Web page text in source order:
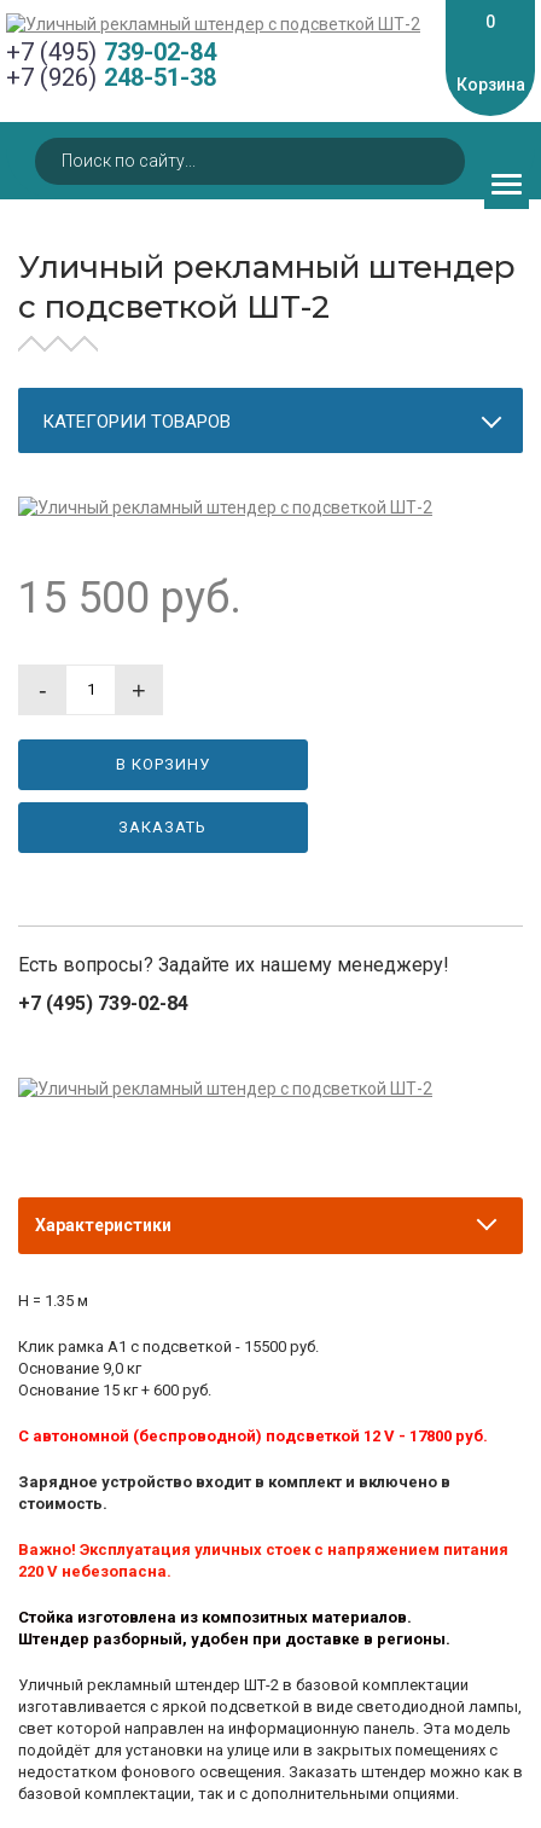
+7 (495) 739-02-84
+7 (926) 248-51-38
0
Корзина
Уличный рекламный штендер
с подсветкой ШТ-2
КАТЕГОРИИ ТОВАРОВ
15 500 руб.
- +
В КОРЗИНУ
ЗАКАЗАТЬ
Есть вопросы? Задайте их нашему менеджеру!
+7 (495) 739-02-84
Характеристики
H = 1.35 м
Клик рамка А1 с подсветкой - 15500 руб.
Основание 9,0 кг
Основание 15 кг + 600 руб.
С автономной (беспроводной) подсветкой 12 V - 17800 руб.
Зарядное устройство входит в комплект и включено в
стоимость.
Важно! Эксплуатация уличных стоек с напряжением питания
220 V небезопасна.
Стойка изготовлена из композитных материалов.
Штендер разборный, удобен при доставке в регионы.
Уличный рекламный штендер ШТ-2 в базовой комплектации
изготавливается с яркой подсветкой в виде светодиодной лампы,
свет которой направлен на информационную панель. Эта модель
подойдёт для установки на улице или в закрытых помещениях с
недостатком фонового освещения. Заказать штендер можно как в
базовой комплектации, так и с дополнительными опциями.